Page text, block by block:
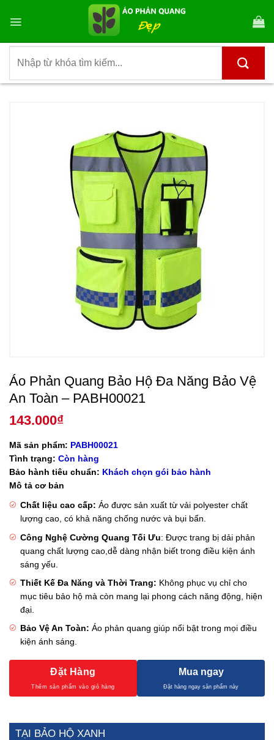
qua
dung
kiếm:
Áo Phản Quang Bảo Hộ Đa Năng Bảo Vệ
An Toàn – PABH00021
143.000₫
Mã sản phẩm: PABH00021
Tình trạng: Còn hàng
Bảo hành tiêu chuẩn: Khách chọn gói bảo hành
Mô tả cơ bản
Chất liệu cao cấp: Áo được sản xuất từ ​​vải polyester chất
lượng cao, có khả năng chống nước và bụi bẩn.
Công Nghệ Cường Quang Tối Ưu: Được trang bị dải phản
quang chất lượng cao,dễ dàng nhận biết trong điều kiện ánh
sáng yếu.
Thiết Kế Đa Năng và Thời Trang: Không phục vụ chỉ cho
mục tiêu bảo hộ mà còn mang lại phong cách năng động, hiện
đại.
Bảo Vệ An Toàn: Áo phản quang giúp nổi bật trong mọi điều
kiện ánh sáng.
Đặt Hàng Mua ngay
TẠI BẢO HỘ XANH